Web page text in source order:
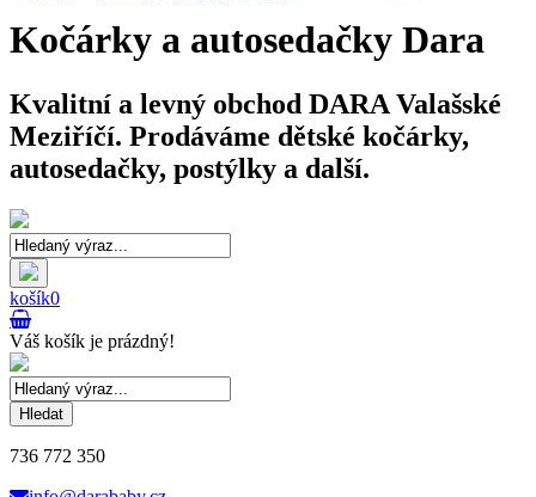
Kočárky a autosedačky Dara
Kvalitní a levný obchod DARA Valašské
Meziříčí. Prodáváme dětské kočárky,
autosedačky, postýlky a další.
košík0
Váš košík je prázdný!
Hledat
736 772 350